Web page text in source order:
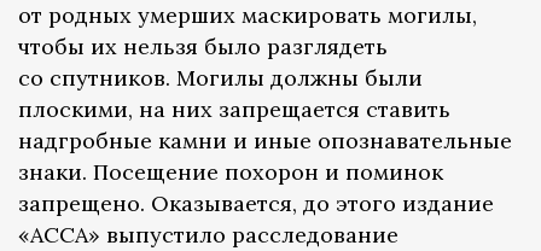
от родных умерших маскировать могилы,
чтобы их нельзя было разглядеть
со спутников. Могилы должны были
плоскими, на них запрещается ставить
надгробные камни и иные опознавательные
знаки. Посещение похорон и поминок
запрещено. Оказывается, до этого издание
«АССА» выпустило расследование